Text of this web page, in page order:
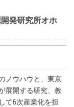
発研究所オホ
ノウハウと、東京
展開する研究、教
て6次産業化を担